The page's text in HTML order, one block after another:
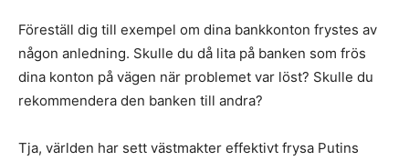
Föreställ dig till exempel om dina bankkonton frystes av
någon anledning. Skulle du då lita på banken som frös
dina konton på vägen när problemet var löst? Skulle du
rekommendera den banken till andra?
Tja, världen har sett västmakter effektivt frysa Putins